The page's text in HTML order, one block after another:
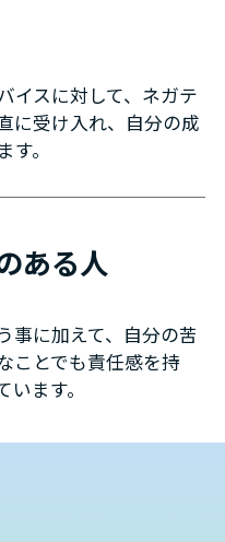
イスに対して、ネガテ
に受け入れ、自分の成
。
ある人
事に加えて、自分の苦
ことでも責任感を持
ます。